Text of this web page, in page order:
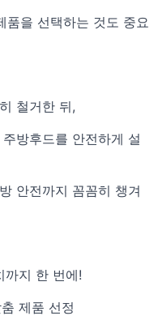
품을 선택하는 것도 중요
철거한 뒤,
방후드를 안전하게 설
안전까지 꼼꼼히 챙겨
까지 한 번에!
제품 선정